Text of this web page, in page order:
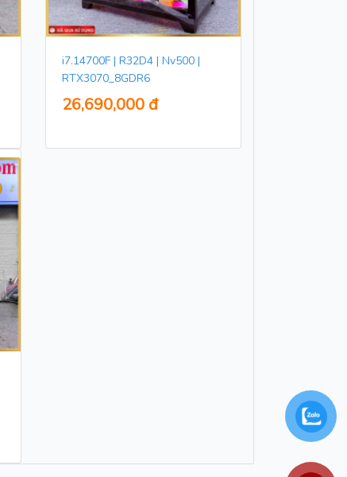
i7.14700F | R32D4 | Nv500 |
RTX3070_8GDR6
26,690,000 đ